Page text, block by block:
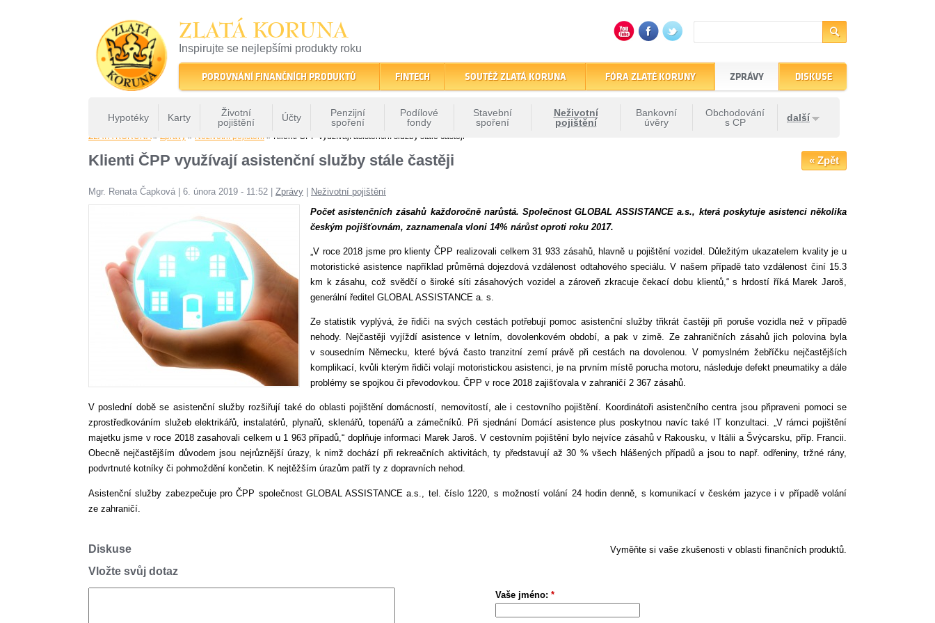
ZLATÁ KORUNA
Inspirujte se nejlepšími produkty roku
22 let tradice a kvality na finančním trhu
POROVNÁNÍ FINANČNÍCH PRODUKTŮ FINTECH SOUTĚŽ ZLATÁ KORUNA FÓRA ZLATÉ KORUNY ZPRÁVY
Hypotéky Karty
Životní
pojištění
Účty
Penzijní
spoření
Podílové
fondy
Stavební
spoření
Neživotní
pojištění
Bankovní
úvěry
Obchodování
s CP
další
DISKUSE
ZLATÁ KORUNA» Zprávy » Neživotní pojištění » Klienti ČPP využívají asistenční služby stále častěji
« Zpět
Klienti ČPP využívají asistenční služby stále častěji
Mgr. Renata Čapková 6. února 2019 - 11:52 Zprávy
Neživotní pojištění
Počet asistenčních zásahů každoročně narůstá. Společnost GLOBAL ASSISTANCE a.s., která poskytuje asistenci několika
českým pojišťovnám, zaznamenala vloni 14% nárůst oproti roku 2017.
„V roce 2018 jsme pro klienty ČPP realizovali celkem 31 933 zásahů, hlavně u pojištění vozidel. Důležitým ukazatelem kvality je u
motoristické asistence například průměrná dojezdová vzdálenost odtahového speciálu. V našem případě tato vzdálenost činí 15.3
km k zásahu, což svědčí o široké síti zásahových vozidel a zároveň zkracuje čekací dobu klientů,“ s hrdostí říká Marek Jaroš,
generální ředitel GLOBAL ASSISTANCE a. s.
Ze statistik vyplývá, že řidiči na svých cestách potřebují pomoc asistenční služby třikrát častěji při poruše vozidla než v případě
nehody. Nejčastěji vyjíždí asistence v letním, dovolenkovém období, a pak v zimě. Ze zahraničních zásahů jich polovina byla
v sousedním Německu, které bývá často tranzitní zemí právě při cestách na dovolenou. V pomyslném žebříčku nejčastějších
komplikací, kvůli kterým řidiči volají motoristickou asistenci, je na prvním místě porucha motoru, následuje defekt pneumatiky a dále
problémy se spojkou či převodovkou. ČPP v roce 2018 zajišťovala v zahraničí 2 367 zásahů.
V poslední době se asistenční služby rozšiřují také do oblasti pojištění domácností, nemovitostí, ale i cestovního pojištění. Koordinátoři asistenčního centra jsou připraveni pomoci se
zprostředkováním služeb elektrikářů, instalatérů, plynařů, sklenářů, topenářů a zámečníků. Při sjednání Domácí asistence plus poskytnou navíc také IT konzultaci. „V rámci pojištění
majetku jsme v roce 2018 zasahovali celkem u 1 963 případů,“ doplňuje informaci Marek Jaroš. V cestovním pojištění bylo nejvíce zásahů v Rakousku, v Itálii a Švýcarsku, příp. Francii.
Obecně nejčastějším důvodem jsou nejrůznější úrazy, k nimž dochází při rekreačních aktivitách, ty představují až 30 % všech hlášených případů a jsou to např. odřeniny, tržné rány,
podvrtnuté kotníky či pohmoždění končetin. K nejtěžším úrazům patří ty z dopravních nehod.
Asistenční služby zabezpečuje pro ČPP společnost GLOBAL ASSISTANCE a.s., tel. číslo 1220, s možností volání 24 hodin denně, s komunikací v českém jazyce i v případě volání
ze zahraničí.
Vyměňte si vaše zkušenosti v oblasti finančních produktů.
Diskuse
Vložte svůj dotaz
Vaše jméno: *